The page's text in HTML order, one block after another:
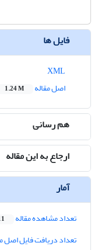
فایل ها
اصل مقاله
1.24 M
هم رسانی
ارجاع به این مقاله
آمار
تعداد مشاهده مقاله
تعداد دریافت فایل اصل